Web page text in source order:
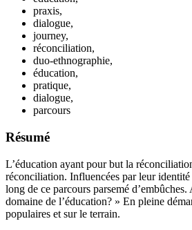
praxis,
dialogue,
journey,
réconciliation,
duo-ethnographie,
éducation,
pratique,
dialogue,
parcours
Résumé
L’éducation ayant pour but la
réconciliation. Influencées par leur
long de ce parcours parsemé
domaine de l’éducation? » En pleine
populaires et sur le terrain.